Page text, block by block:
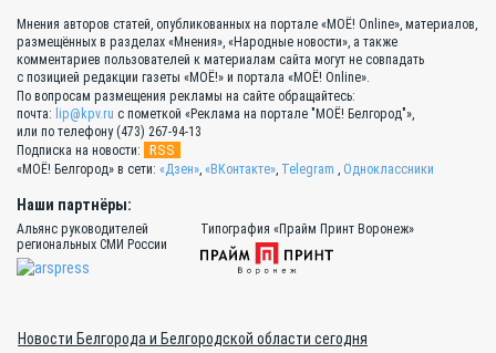
Мнения авторов статей, опубликованных на портале «МОЁ! Online», материалов,
размещённых в разделах «Мнения», «Народные новости», а также
комментариев пользователей к материалам сайта могут не совпадать
с позицией редакции газеты «МОЁ!» и портала «МОЁ! Online».
По вопросам размещения рекламы на сайте обращайтесь:
почта: lip@kpv.ru с пометкой «Реклама на портале "МОЁ! Белгород"»,
или по телефону (473) 267-94-13
Подписка на новости:
RSS
«МОЁ! Белгород» в сети: «Дзен», «ВКонтакте», Telegram , Одноклассники
Наши партнёры:
Альянс руководителей
региональных СМИ России
Типография «Прайм Принт Воронеж»
Новости Белгорода и Белгородской области сегодня